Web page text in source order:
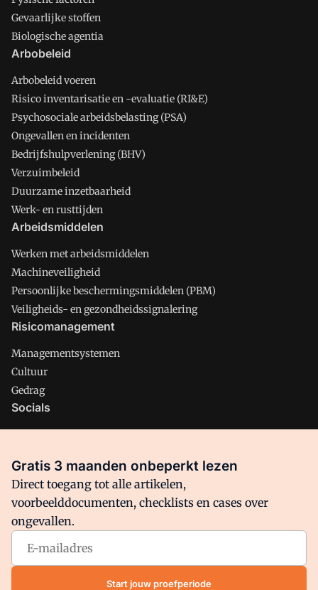
Gevaarlijke stoffen
Biologische agentia
Arbobeleid
Arbobeleid voeren
Risico inventarisatie en -evaluatie (RI&E)
Psychosociale arbeidsbelasting (PSA)
Ongevallen en incidenten
Bedrijfshulpverlening (BHV)
Verzuimbeleid
Duurzame inzetbaarheid
Werk- en rusttijden
Arbeidsmiddelen
Werken met arbeidsmiddelen
Machineveiligheid
Persoonlijke beschermingsmiddelen (PBM)
Veiligheids- en gezondheidssignalering
Risicomanagement
Managementsystemen
Cultuur
Gedrag
Socials
Facebook
Arbo is onderdeel van VMN media. Lees inons manifestwaar
VMN media voor staat. Op gebruik van deze site zijn de
volgende regelingen van toepassing:Algemene Voorwaarden
Privacy en Cookie beleid|Privacy instellingen
Gratis 3 maanden onbeperkt lezen
Direct toegang tot alle artikelen,
voorbeelddocumenten, checklists en cases over
ongevallen.
Start jouw proefperiode